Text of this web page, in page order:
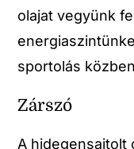
olajat vegyünk
sportolás
Zárszó
A hidegensajtolt